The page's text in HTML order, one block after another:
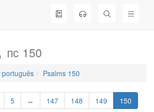
пс 150
Psalms 150
5 ↔ 147 148 149 150